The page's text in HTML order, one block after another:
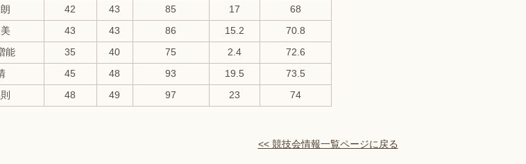
42 43 85 17 68
43 43 86 15.2 70.8
能 35 40 75 2.4 72.6
45 48 93 19.5 73.5
48 49 97 23 74
<< 競技会情報一覧ページに戻る